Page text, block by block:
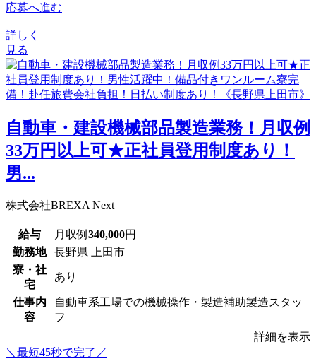
応募へ進む
詳しく
見る
自動車・建設機械部品製造業務！月収例
33万円以上可★正社員登用制度あり！
男...
株式会社BREXA Next
給与 月収例 340,000円
勤務地
長野県 上田市
寮・社
宅
あり
仕事内
容
自動車系工場での機械操作・製造補助製造スタッ
フ
詳細を表示
＼最短45秒で完了／